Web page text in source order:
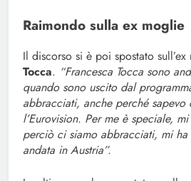
Raimondo sulla ex moglie
Il discorso si è poi spostato
Tocca. “Francesca Tocca sono
quando sono uscito dal
abbracciati, anche perché sapevo
l’Eurovision. Per me è speciale,
perciò ci siamo abbracciati, mi
andata in Austria”.